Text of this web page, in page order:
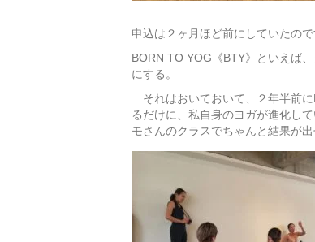
申込は２ヶ月ほど前にしていたの
BORN TO YOG《BTY》といえば
にする。
…それはおいておいて、２年半前
るだけに、私自身のヨガが進化し
モさんのクラスでちゃんと結果が